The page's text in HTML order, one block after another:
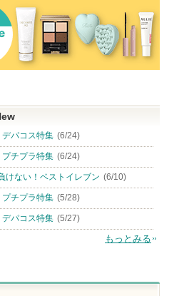
パコス特集 (6/24)
チプラ特集 (6/24)
けない！ベストイレブン (6/10)
チプラ特集 (5/28)
パコス特集 (5/27)
もっとみる